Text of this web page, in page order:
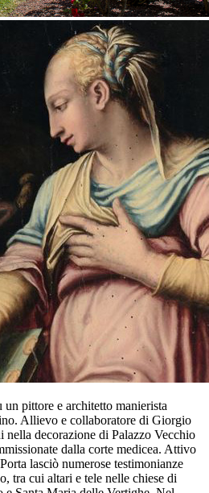
pittore e architetto manierista
Allievo e collaboratore di Giorgio
decorazione di Palazzo Vecchio
dalla corte medicea. Attivo
lasciò numerose testimonianze
tra cui altari e tele nelle chiese di